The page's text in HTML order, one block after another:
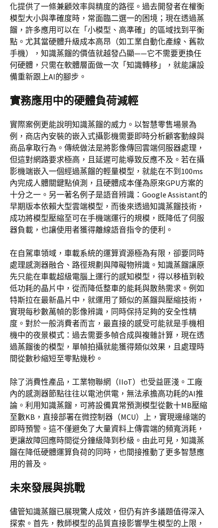
化提供了一條兼顧效率與精度的路徑。過去開發者在權衡
模型大小與準確度時，常面臨二選一的困境；現在透過蒸
餾，許多應用可以在「小模型、高準確」的區域找到平衡
點。尤其當硬體升級成本高昂（如工業自動化產線、舊款
手機），知識蒸餾的價值就越發凸顯——它不需要更換任
何硬體，只需在軟體層面做一次「知識轉移」，就能讓設
備重新跟上AI的腳步。
實務應用中的硬體負荷減輕
實際案例更能說明知識蒸餾的威力。以智慧零售場景為
例，商店內安裝的嵌入式攝影機需要即時分析顧客動線與
商品拿取行為。傳統做法是將影像傳回雲端伺服器處理，
但這對網路要求極高，且延遲可能導致反應不及。若在攝
影機端嵌入一個經過蒸餾的輕量模型，就能在不到100ms
內完成人體關鍵點偵測，且硬體成本僅為原來GPU方案的
十分之一。另一著名例子是語音辨識：Google Assistant的
早期版本依賴大型雲端模型，而後來透過知識蒸餾技術，
成功將模型壓縮至可在手機端運行的規模，既降低了伺服
器負載，也讓使用者獲得離線語音指令的便利。
在自駕車領域，車載系統的運算資源極為有限，卻要同時
處理感測器融合、路徑規劃與障礙物辨識。知識蒸餾讓原
先只能在車載超級電腦上運行的感知模型，得以移植到較
低功耗的晶片中，從而降低整車的能耗與散熱需求。例如
特斯拉在最新晶片中，就運用了類似的蒸餾與壓縮技術，
實現每秒數萬幀的影像辨識，同時保持足夠的安全性精
度。對於一般消費者而言，最直接的感受可能就是手機相
機中的夜景模式：過去需要多幀合成與複雜計算，現在透
過蒸餾後的模型，單幀拍攝就能獲得類似效果，且處理時
間從數秒縮短至零點幾秒。
除了消費性產品，工業物聯網（IIoT）也受益匪淺。工廠
內的感測器節點往往以電池供電，無法承擔高功耗的AI推
論。利用知識蒸餾，可將設備異常預測模型從數十MB壓縮
至數KB，直接部署在微控制器（MCU）上，實現邊緣端的
即時預警。這不僅避免了大量資料上傳雲端的頻寬消耗，
更讓故障回應時間從分鐘級降到秒級。由此可見，知識蒸
餾在降低硬體運算負荷的同時，也間接推動了更多智慧應
用的普及。
未來發展與挑戰
儘管知識蒸餾已展現驚人成效，但仍有許多議題值得深入
探索。首先，教師模型的品質直接影響學生模型的上限，